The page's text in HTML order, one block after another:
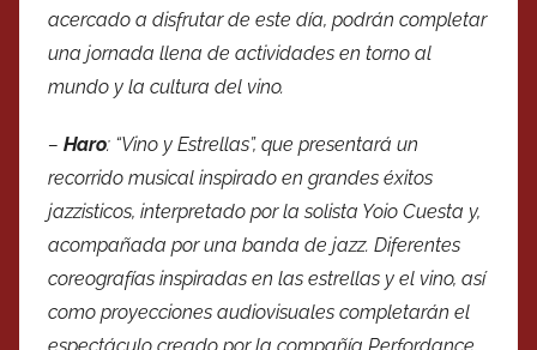
acercado a disfrutar de este día, podrán completar
una jornada llena de actividades en torno al
mundo y la cultura del vino.
– Haro: “Vino y Estrellas”, que presentará un
recorrido musical inspirado en grandes éxitos
jazzisticos, interpretado por la solista Yoio Cuesta y,
acompañada por una banda de jazz. Diferentes
coreografías inspiradas en las estrellas y el vino, así
como proyecciones audiovisuales completarán el